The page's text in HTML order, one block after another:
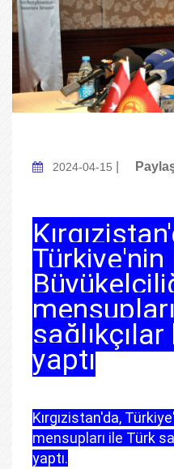
2024-04-15
Türkiye'nin
yaptı
Kırgızistan'da,
mensupları ile Türk
yaptı.